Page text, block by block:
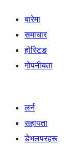
बारेमा
समाचार
होस्टिङ
गोपनीयता
लर्न
सहायता
डेभलपरहरू